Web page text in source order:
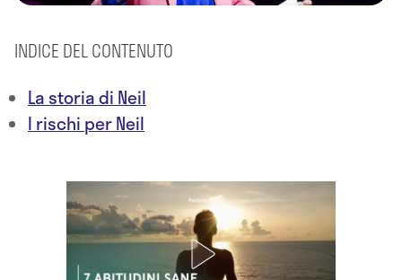
INDICE DEL CONTENUTO
La storia di Neil
I rischi per Neil